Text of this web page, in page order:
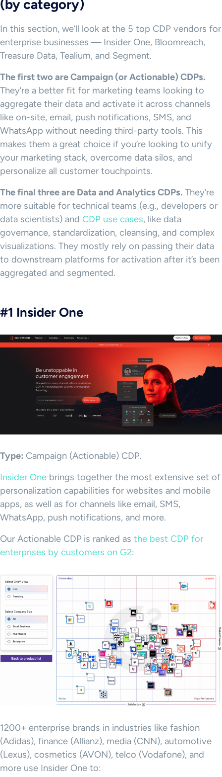
(by category)
In this section, we’ll look at the 5 top CDP vendors for
enterprise businesses — Insider One, Bloomreach,
Treasure Data, Tealium, and Segment.
The first two are Campaign (or Actionable) CDPs.
They’re a better fit for marketing teams looking to
aggregate their data and activate it across channels
like on-site, email, push notifications, SMS, and
WhatsApp without needing third-party tools. This
makes them a great choice if you’re looking to unify
your marketing stack, overcome data silos, and
personalize all customer touchpoints.
The final three are Data and Analytics CDPs. They’re
more suitable for technical teams (e.g., developers or
data scientists) and CDP use cases, like data
governance, standardization, cleansing, and complex
visualizations. They mostly rely on passing their data
to downstream platforms for activation after it’s been
aggregated and segmented.
#1 Insider One
Type: Campaign (Actionable) CDP.
Insider One brings together the most extensive set of
personalization capabilities for websites and mobile
apps, as well as for channels like email, SMS,
WhatsApp, push notifications, and more.
Our Actionable CDP is ranked as the best CDP for
enterprises by customers on G2:
1200+ enterprise brands in industries like fashion
(Adidas), finance (Allianz), media (CNN), automotive
(Lexus), cosmetics (AVON), telco (Vodafone), and
more use Insider One to: